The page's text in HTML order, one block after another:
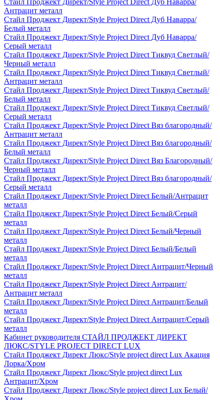
Стайл Проджект Директ/Style Project Direct Дуб Наварра/
Антрацит металл
Стайл Проджект Директ/Style Project Direct Дуб Наварра/
Белый металл
Стайл Проджект Директ/Style Project Direct Дуб Наварра/
Серый металл
Стайл Проджект Директ/Style Project Direct Тиквуд Светлый/
Черный металл
Стайл Проджект Директ/Style Project Direct Тиквуд Светлый/
Антрацит металл
Стайл Проджект Директ/Style Project Direct Тиквуд Светлый/
Белый металл
Стайл Проджект Директ/Style Project Direct Тиквуд Светлый/
Серый металл
Стайл Проджект Директ/Style Project Direct Вяз благородный/
Антрацит металл
Стайл Проджект Директ/Style Project Direct Вяз благородный/
Белый металл
Стайл Проджект Директ/Style Project Direct Вяз Благородный/
Черный металл
Стайл Проджект Директ/Style Project Direct Вяз благородный/
Серый металл
Стайл Проджект Директ/Style Project Direct Белый/Антрацит
металл
Стайл Проджект Директ/Style Project Direct Белый/Серый
металл
Стайл Проджект Директ/Style Project Direct Белый/Черный
металл
Стайл Проджект Директ/Style Project Direct Белый/Белый
металл
Стайл Проджект Директ/Style Project Direct Антрацит/Черный
металл
Стайл Проджект Директ/Style Project Direct Антрацит/
Антрацит металл
Стайл Проджект Директ/Style Project Direct Антрацит/Белый
металл
Стайл Проджект Директ/Style Project Direct Антрацит/Серый
металл
Кабинет руководителя СТАЙЛ ПРОДЖЕКТ ДИРЕКТ
ЛЮКС/STYLE PROJECT DIRECT LUX
Стайл Проджект Директ Люкс/Style project direct Lux Акация
Лорка/Хром
Стайл Проджект Директ Люкс/Style project direct Lux
Антрацит/Хром
Стайл Проджект Директ Люкс/Style project direct Lux Белый/